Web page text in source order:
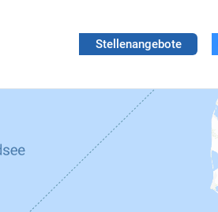
Stellenangebote